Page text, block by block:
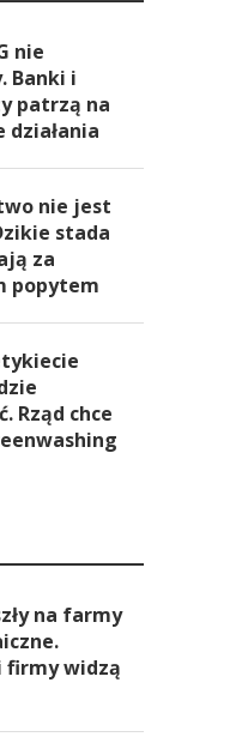
nie
Banki i
patrzą na
nie jest
stada
za
popytem
Rząd chce
na farmy
firmy widzą